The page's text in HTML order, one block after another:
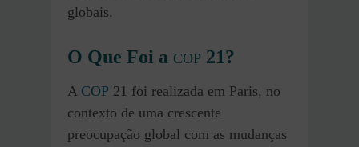
globais.
O Que Foi a COP 21?
A COP 21 foi realizada em Paris, no
contexto de uma crescente
preocupação global com as mudanças